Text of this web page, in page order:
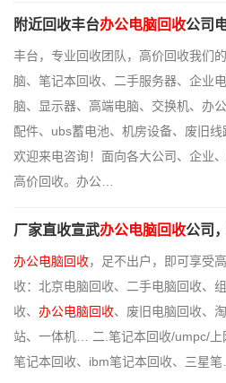
附近回收丰台办公电脑回收公司
丰台，专业回收团队，高价回收我们
脑、笔记本回收、二手服务器、企业
脑、显示器、高端电脑、交换机、办
配件、ubs蓄电池、机房设备、废旧线
欢迎来电咨询！面向各大公司、企业
高价回收。办公…
厂家直收宣武办公电脑回收公司，
办公电脑回收，足不出户，即可享受
收：北京电脑回收、二手电脑回收、
收、 办公电脑回收、废旧电脑回收、
站、一体机… 二.笔记本回收/umpc/上
笔记本回收、ibm笔记本回收、三星笔